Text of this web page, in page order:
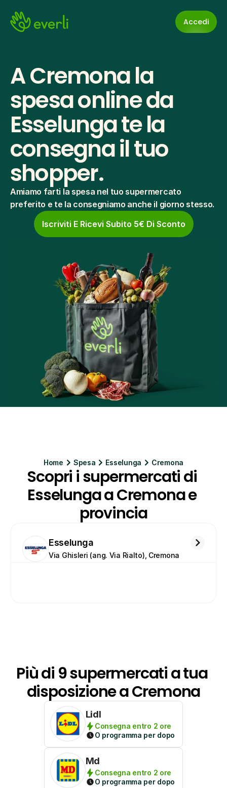
Accedi
A Cremona la
spesa online da
Esselunga te la
consegna il tuo
shopper.
Amiamo farti la spesa nel tuo supermercato
preferito e te la consegniamo anche il giorno stesso.
Iscriviti E Ricevi Subito 5€ Di Sconto
Home Spesa Esselunga Cremona
Scopri i supermercati di
Esselunga a Cremona e
provincia
Esselunga
Via Ghisleri (ang. Via Rialto), Cremona
Più di 9 supermercati a tua
disposizione a Cremona
Lidl
Consegna entro 2 ore
O programma per dopo
Md
Consegna entro 2 ore
O programma per dopo